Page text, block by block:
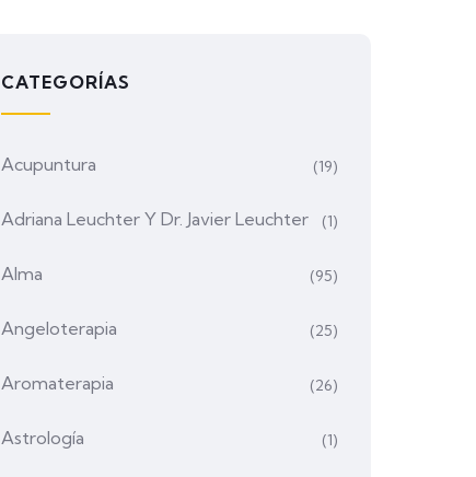
CATEGORÍAS
Acupuntura (19)
Adriana Leuchter Y Dr. Javier Leuchter (1)
Alma (95)
Angeloterapia (25)
Aromaterapia (26)
Astrología (1)